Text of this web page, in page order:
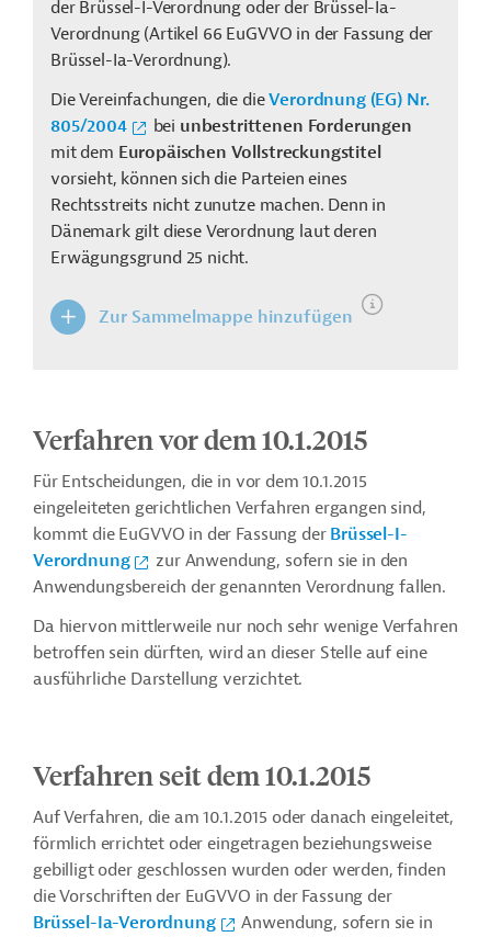
der Brüssel-I-Verordnung oder der Brüssel-Ia-
Verordnung (Artikel 66 EuGVVO in der Fassung der
Brüssel-Ia-Verordnung).
Die Vereinfachungen, die dieVerordnung (EG) Nr.
805/2004
bei unbestrittenen Forderungen
mit dem Europäischen Vollstreckungstitel
vorsieht, können sich die Parteien eines
Rechtsstreits nicht zunutze machen. Denn in
Dänemark gilt diese Verordnung laut deren
Erwägungsgrund 25 nicht.
Zur Sammelmappe hinzufügen
Verfahren vor dem 10.1.2015
Für Entscheidungen, die in vor dem 10.1.2015
eingeleiteten gerichtlichen Verfahren ergangen sind,
kommt die EuGVVO in der Fassung der Brüssel-I-
Verordnung
zur Anwendung, sofern sie in den
Anwendungsbereich der genannten Verordnung fallen.
Da hiervon mittlerweile nur noch sehr wenige Verfahren
betroffen sein dürften, wird an dieser Stelle auf eine
ausführliche Darstellung verzichtet.
Verfahren seit dem 10.1.2015
Auf Verfahren, die am 10.1.2015 oder danach eingeleitet,
förmlich errichtet oder eingetragen beziehungsweise
gebilligt oder geschlossen wurden oder werden, finden
die Vorschriften der EuGVVO in der Fassung der
Brüssel-Ia-Verordnung
Anwendung, sofern sie in